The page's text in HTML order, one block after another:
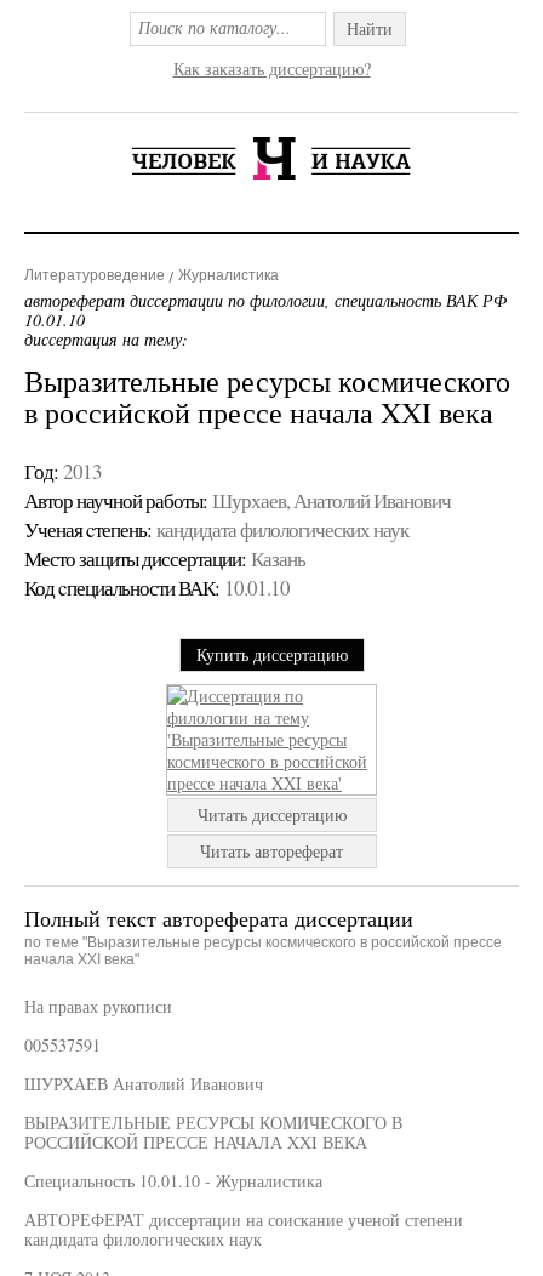
Найти
Как заказать диссертацию?
Литературоведение Журналистика
автореферат диссертации по филологии, специальность ВАК РФ
10.01.10
диссертация на тему:
Выразительные ресурсы космического
в российской прессе начала XXI века
Год: 2013
Автор научной работы: Шурхаев, Анатолий Иванович
Ученая cтепень: кандидата филологических наук
Место защиты диссертации: Казань
Код cпециальности ВАК: 10.01.10
Купить диссертацию
Читать диссертацию
Читать автореферат
Полный текст автореферата диссертации
по теме "Выразительные ресурсы космического в российской прессе
начала XXI века"
На правах рукописи
005537591
ШУРХАЕВ Анатолий Иванович
ВЫРАЗИТЕЛЬНЫЕ РЕСУРСЫ КОМИЧЕСКОГО В
РОССИЙСКОЙ ПРЕССЕ НАЧАЛА XXI ВЕКА
Специальность 10.01.10 - Журналистика
АВТОРЕФЕРАТ диссертации на соискание ученой степени
кандидата филологических наук